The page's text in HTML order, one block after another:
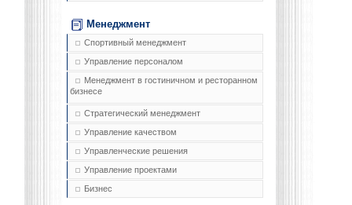
Менеджмент
Спортивный менеджмент
Управление персоналом
Менеджмент в гостиничном и ресторанном
бизнесе
Стратегический менеджмент
Управление качеством
Управленческие решения
Управление проектами
Бизнес